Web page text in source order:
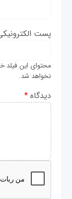
پست
محتوای این
نخواهد شد.
دیدگاه*